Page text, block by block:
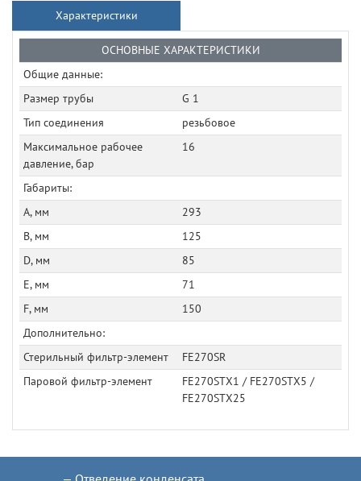
Характеристики
ОСНОВНЫЕ ХАРАКТЕРИСТИКИ
Общие данные:
Размер трубы
G 1
Тип соединения
резьбовое
Максимальное рабочее
давление, бар
16
Габариты:
A, мм
293
B, мм
125
D, мм
85
E, мм
71
F, мм
150
Дополнительно:
Стерильный фильтр-элемент
FE270SR
Паровой фильтр-элемент
FE270STX1 / FE270STX5 /
FE270STX25